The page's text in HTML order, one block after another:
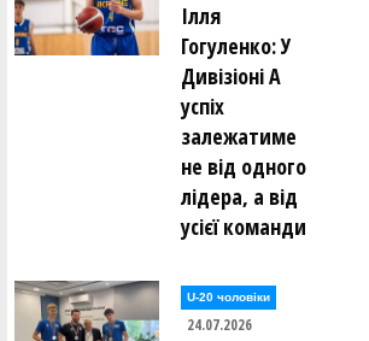
Ілля
Гогуленко: У
Дивізіоні А
успіх
залежатиме
не від одного
лідера, а від
усієї команди
U-20 чоловіки
24.07.2026